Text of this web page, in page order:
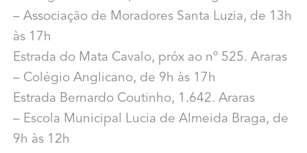
– Associação de Moradores Santa Luzia, de 13h
às 17h
Estrada do Mata Cavalo, próx ao nº 525. Araras
– Colégio Anglicano, de 9h às 17h
Estrada Bernardo Coutinho, 1.642. Araras
– Escola Municipal Lucia de Almeida Braga, de
9h às 12h